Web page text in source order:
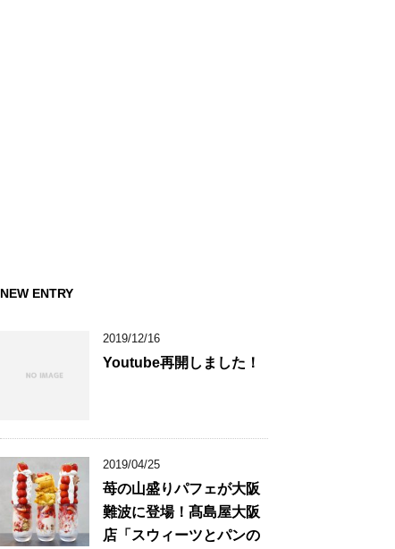
NEW ENTRY
2019/12/16
Youtube再開しました！
2019/04/25
苺の山盛りパフェが大阪
難波に登場！髙島屋大阪
店「スウィーツとパンの